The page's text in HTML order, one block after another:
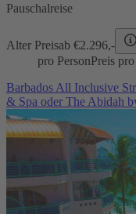
Pauschalreise
Alter Preisab €2.296,-
pro PersonPreis
Barbados All Inclusive
& Spa oder The Abidah